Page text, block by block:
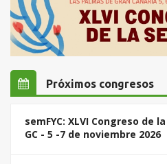
Próximos congresos
semFYC: XLVI Congreso de
GC - 5 -7 de noviembre 2026